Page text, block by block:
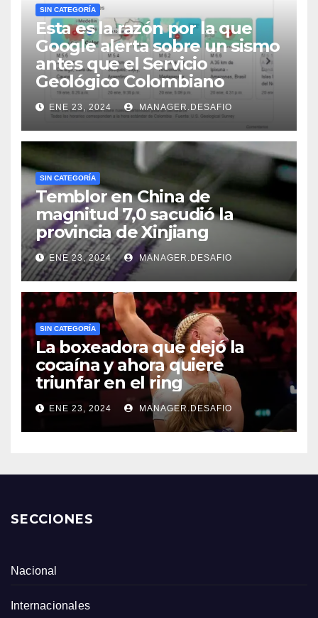
SIN CATEGORÍA
Esta es la razón por la que
Google alerta sobre un sismo
antes que el Servicio
Geológico Colombiano
ENE 23, 2024 MANAGER.DESAFIO
SIN CATEGORÍA
Temblor en China de
magnitud 7,0 sacudió la
provincia de Xinjiang
ENE 23, 2024 MANAGER.DESAFIO
SIN CATEGORÍA
La boxeadora que dejó la
cocaína y ahora quiere
triunfar en el ring​
ENE 23, 2024 MANAGER.DESAFIO
SECCIONES
Nacional
Internacionales